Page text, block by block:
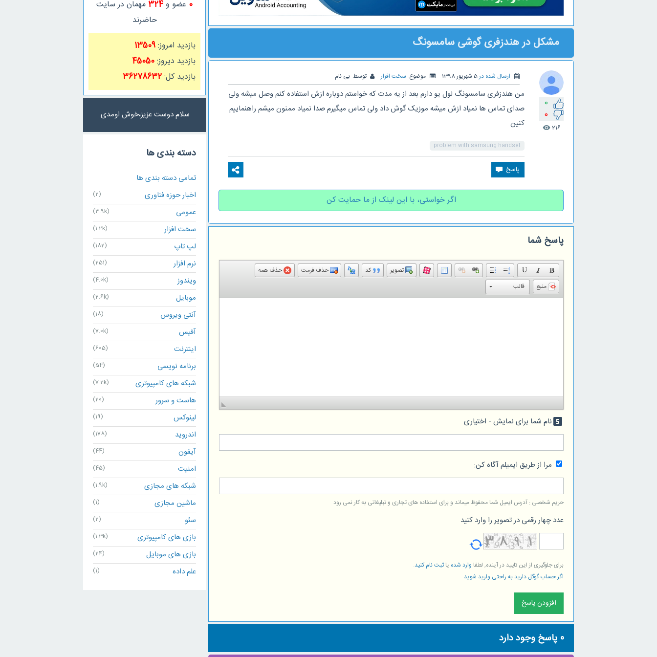
مشکل در هندزفری گوشی سامسونگ
0
0
216
visibility
ارسال شده در5 شهریور 1398 موضوع: سخت افزار توسط: بی نام
من هندزفری سامسونگ لول یو دارم بعد از یه مدت که خواستم دوباره ازش استفاده کنم وصل میشه ولی
صدای تماس ها نمیاد ازش میشه موزیک گوش داد ولی تماس میگیرم صدا نمیاد ممنون میشم راهنماییم
کنین
problem with samsung handset
اگر خواستی، با این لینک از ما حمایت کن
پاسخ شما
تصویر کد حذف فرمت
حذف همه
منبع
قالب
looks_5نام شما برای نمایش - اختیاری
مرا از طریق ایمیلم آگاه کن:
حریم شخصی : آدرس ایمیل شما محفوظ میماند و برای استفاده های تجاری و تبلیغاتی به کار نمی رود
عدد چهار رقمی در تصویر را وارد کنید
برای جلوگیری از این تایید در آینده, لطفا وارد شده یاثبت نام کنید.
اگر حساب گوگل دارید به راحتی وارید شوید
0 پاسخ وجود دارد
0 عضو و324مهمان در سایت
حاضرند
بازدید امروز:13509
بازدید دیروز:45050
بازدید کل:36278632
سلام دوست عزیز،خوش اومدی
دسته بندی ها
تمامی دسته بندی ها
اخبار حوزه فناوری
(2)
عمومی (3.9k)
سخت افزار (1.2k)
لپ تاپ (182)
نرم افزار (251)
ویندوز (4.0k)
موبایل (2.6k)
آنتی ویروس (18)
آفیس (7.0k)
اینترنت (605)
برنامه نویسی (54)
شبکه های کامپیوتری (7.2k)
هاست و سرور (20)
لینوکس (19)
اندروید (178)
آیفون (44)
امنیت (45)
شبکه های مجازی (1.9k)
ماشین مجازی (1)
سئو (2)
بازی های کامپیوتری (1.3k)
بازی های موبایل (24)
علم داده (1)